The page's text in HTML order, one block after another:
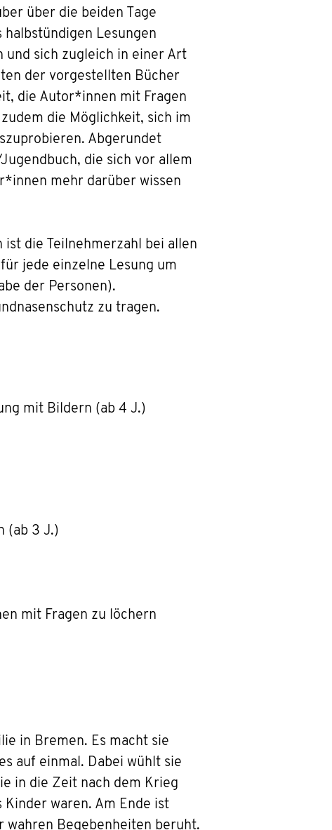
über die beiden Tage
Lesungen
und sich zugleich in einer Art
der vorgestellten Bücher
die Autor*innen mit Fragen
die Möglichkeit, sich im
Abgerundet
die sich vor allem
mehr darüber wissen
die Teilnehmerzahl bei allen
jede einzelne Lesung um
der Personen).
zu tragen.
mit Bildern (ab 4 J.)
(ab 3 J.)
mit Fragen zu löchern
in Bremen. Es macht sie
auf einmal. Dabei wühlt sie
in die Zeit nach dem Krieg
waren. Am Ende ist
wahren Begebenheiten beruht.